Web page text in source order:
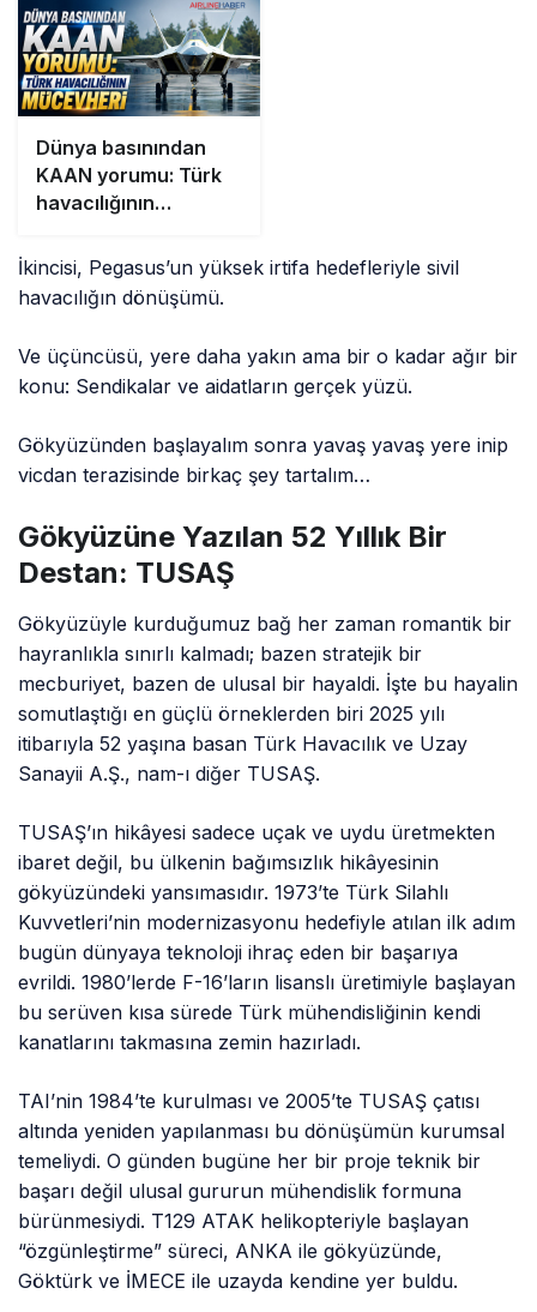
Dünya basınından
KAAN yorumu: Türk
havacılığının
İkincisi, Pegasus’un yüksek irtifa hedefleriyle sivil
havacılığın dönüşümü.
Ve üçüncüsü, yere daha yakın ama bir o kadar ağır bir
konu: Sendikalar ve aidatların gerçek yüzü.
Gökyüzünden başlayalım sonra yavaş yavaş yere inip
vicdan terazisinde birkaç şey tartalım…
Gökyüzüne Yazılan 52 Yıllık Bir
Destan: TUSAŞ
Gökyüzüyle kurduğumuz bağ her zaman romantik bir
hayranlıkla sınırlı kalmadı; bazen stratejik bir
mecburiyet, bazen de ulusal bir hayaldi. İşte bu hayalin
somutlaştığı en güçlü örneklerden biri 2025 yılı
itibarıyla 52 yaşına basan Türk Havacılık ve Uzay
Sanayii A.Ş., nam-ı diğer TUSAŞ.
TUSAŞ’ın hikâyesi sadece uçak ve uydu üretmekten
ibaret değil, bu ülkenin bağımsızlık hikâyesinin
gökyüzündeki yansımasıdır. 1973’te Türk Silahlı
Kuvvetleri’nin modernizasyonu hedefiyle atılan ilk adım
bugün dünyaya teknoloji ihraç eden bir başarıya
evrildi. 1980’lerde F-16’ların lisanslı üretimiyle başlayan
bu serüven kısa sürede Türk mühendisliğinin kendi
kanatlarını takmasına zemin hazırladı.
TAI’nin 1984’te kurulması ve 2005’te TUSAŞ çatısı
altında yeniden yapılanması bu dönüşümün kurumsal
temeliydi. O günden bugüne her bir proje teknik bir
başarı değil ulusal gururun mühendislik formuna
bürünmesiydi. T129 ATAK helikopteriyle başlayan
“özgünleştirme” süreci, ANKA ile gökyüzünde,
Göktürk ve İMECE ile uzayda kendine yer buldu.